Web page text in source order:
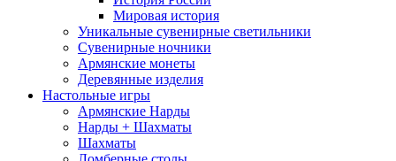
Мировая история
Уникальные сувенирные светильники
Сувенирные ночники
Армянские монеты
Деревянные изделия
Настольные игры
Армянские Нарды
Нарды + Шахматы
Шахматы